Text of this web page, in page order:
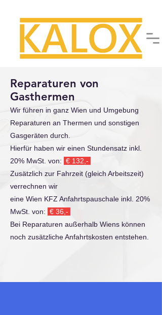
Reparaturen von
Gasthermen
Wir führen in ganz Wien und Umgebung
Reparaturen an Thermen und sonstigen
Gasgeräten durch.
Hierfür haben wir einen Stundensatz inkl.
20% MwSt. von: € 132,-
Zusätzlich zur Fahrzeit (gleich Arbeitszeit)
verrechnen wir
eine Wien KFZ Anfahrtspauschale inkl. 20%
MwSt. von: € 36,-
Bei Reparaturen außerhalb Wiens können
noch zusätzliche Anfahrtskosten entstehen.